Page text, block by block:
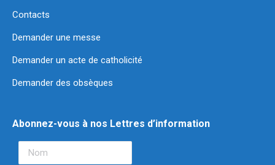
Contacts
Demander une messe
Demander un acte de catholicité
Demander des obsèques
Abonnez-vous à nos Lettres d’information